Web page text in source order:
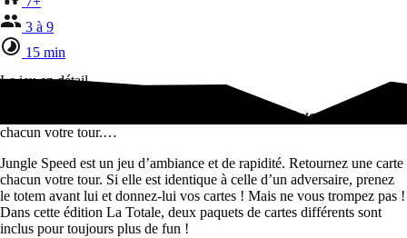
3 à 9
15 min
Le jeu en détail
Jungle Speed est un jeu d’ambiance et de rapidité. Retournez une carte
chacun votre tour.…
Jungle Speed est un jeu d’ambiance et de rapidité. Retournez une carte
chacun votre tour. Si elle est identique à celle d’un adversaire, prenez
le totem avant lui et donnez-lui vos cartes ! Mais ne vous trompez pas !
Dans cette édition La Totale, deux paquets de cartes différents sont
inclus pour toujours plus de fun !